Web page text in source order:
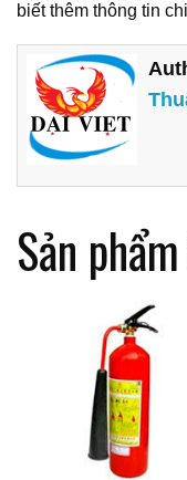
biết thêm thông tin
Sản